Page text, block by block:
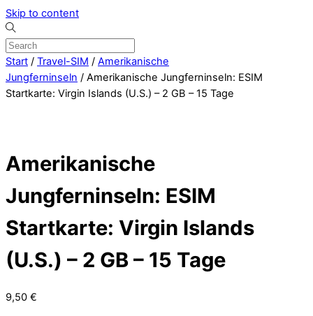
Skip to content
Start / Travel-SIM / Amerikanische
Jungferninseln / Amerikanische Jungferninseln: ESIM
Startkarte: Virgin Islands (U.S.) – 2 GB – 15 Tage
Amerikanische
Jungferninseln: ESIM
Startkarte: Virgin Islands
(U.S.) – 2 GB – 15 Tage
9,50 €